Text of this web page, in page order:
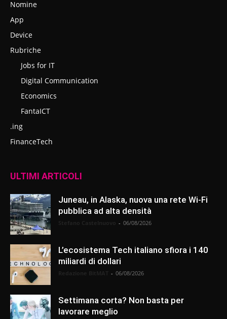
Nomine
App
Device
Rubriche
Jobs for IT
Digital Communication
Economics
FantaICT
.ing
FinanceTech
ULTIMI ARTICOLI
Juneau, in Alaska, nuova una rete Wi-Fi
pubblica ad alta densità
- 06/08/2026
L’ecosistema Tech italiano sfiora i 140
miliardi di dollari
- 06/08/2026
Settimana corta? Non basta per
lavorare meglio